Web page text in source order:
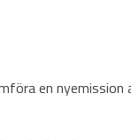
en